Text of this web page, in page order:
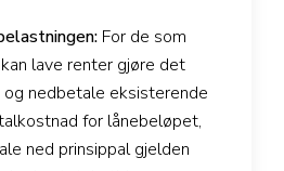
For de som
lave renter gjøre det
nedbetale eksisterende
for lånebeløpet,
ned prinsippal gjelden